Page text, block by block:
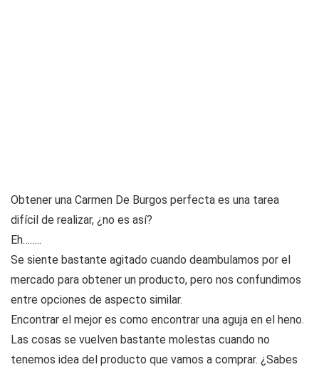
Obtener una Carmen De Burgos perfecta es una tarea
difícil de realizar, ¿no es así?
Eh……..
Se siente bastante agitado cuando deambulamos por el
mercado para obtener un producto, pero nos confundimos
entre opciones de aspecto similar.
Encontrar el mejor es como encontrar una aguja en el heno.
Las cosas se vuelven bastante molestas cuando no
tenemos idea del producto que vamos a comprar. ¿Sabes